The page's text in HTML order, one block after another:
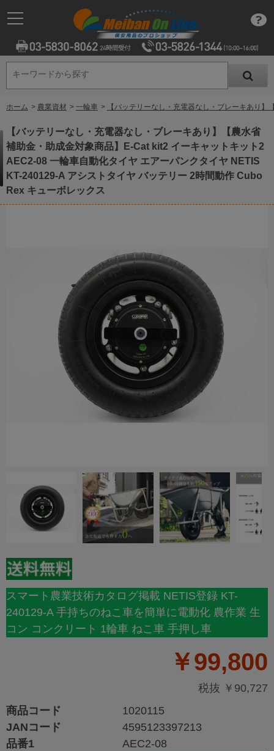
キーワードから探す
キーワードから探す
ホーム > 農業資材 > 一輪車 > 【バッテリーなし・充電器なし・ブレーキあり
【バッテリーなし・充電器なし・ブレーキあり】【農水省
補助金・助成金対象商品】E-Cat kit2 イーキャットキット2
AEC2-08 一輪車自動化タイヤ エアーパンクタイヤ NETIS
KT-240129-A アシストタイヤ バッテリー 2時間動作 Cubo
Rex キューボレックス
スマート農業技術カタログ掲載 NETIS登録 KT-
240129-A 手持ちのねこ車を簡単に電動化 農作業 生
コン コンクリート 1輪車 ねこ車 手押し車
￥99,800
税抜 ￥90,727
商品コード
1020115
JANコード
4595123397213
品番1
AEC2-08